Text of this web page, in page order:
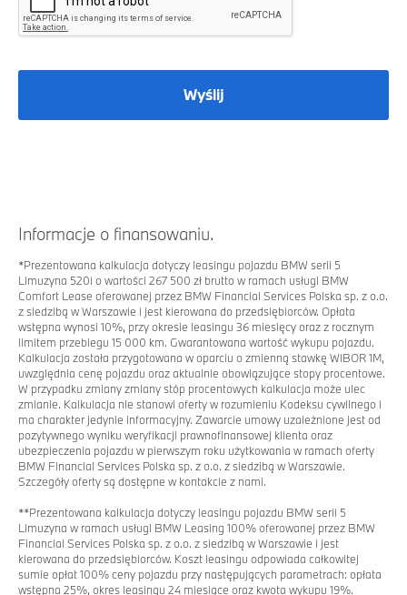
Wyślij
Informacje o finansowaniu.
*Prezentowana kalkulacja dotyczy leasingu pojazdu BMW serii 5
Limuzyna 520i o wartości 267 500 zł brutto w ramach usługi BMW
Comfort Lease oferowanej przez BMW Financial Services Polska sp. z o.o.
z siedzibą w Warszawie i jest kierowana do przedsiębiorców. Opłata
wstępna wynosi 10%, przy okresie leasingu 36 miesięcy oraz z rocznym
limitem przebiegu 15 000 km. Gwarantowana wartość wykupu pojazdu.
Kalkulacja została przygotowana w oparciu o zmienną stawkę WIBOR 1M,
uwzględnia cenę pojazdu oraz aktualnie obowiązujące stopy procentowe.
W przypadku zmiany zmiany stóp procentowych kalkulacja może ulec
zmianie. Kalkulacja nie stanowi oferty w rozumieniu Kodeksu cywilnego i
ma charakter jedynie informacyjny. Zawarcie umowy uzależnione jest od
pozytywnego wyniku weryfikacji prawnofinansowej klienta oraz
ubezpieczenia pojazdu w pierwszym roku użytkowania w ramach oferty
BMW Financial Services Polska sp. z o.o. z siedzibą w Warszawie.
Szczegóły oferty są dostępne w kontakcie z nami.
**Prezentowana kalkulacja dotyczy leasingu pojazdu BMW serii 5
Limuzyna w ramach usługi BMW Leasing 100% oferowanej przez BMW
Financial Services Polska sp. z o.o. z siedzibą w Warszawie i jest
kierowana do przedsiębiorców. Koszt leasingu odpowiada całkowitej
sumie opłat 100% ceny pojazdu przy następujących parametrach: opłata
wstępna 25%, okres leasingu 24 miesiące oraz kwota wykupu 19%.